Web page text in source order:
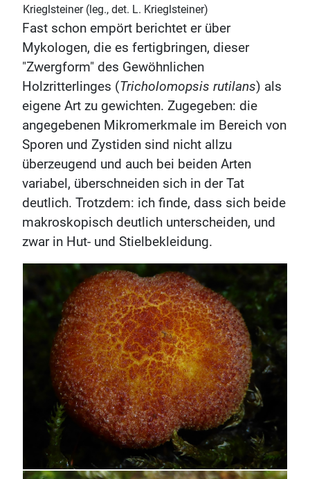
Krieglsteiner (leg., det. L. Krieglsteiner)
Fast schon empört berichtet er über
Mykologen, die es fertigbringen, dieser
"Zwergform" des Gewöhnlichen
Holzritterlinges (Tricholomopsis rutilans) als
eigene Art zu gewichten. Zugegeben: die
angegebenen Mikromerkmale im Bereich von
Sporen und Zystiden sind nicht allzu
überzeugend und auch bei beiden Arten
variabel, überschneiden sich in der Tat
deutlich. Trotzdem: ich finde, dass sich beide
makroskopisch deutlich unterscheiden, und
zwar in Hut- und Stielbekleidung.